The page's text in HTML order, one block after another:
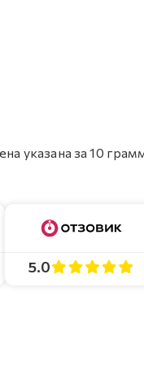
указана за 10
5.0